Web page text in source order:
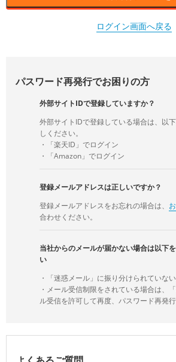
ログイン画面へ戻る
パスワード再発行でお困りの方
外部サイトIDで登録していますか？
外部サイトIDで登録している場合は、以
しください。
・「楽天ID」でログイン
・「Amazon」でログイン
登録メールアドレスは正しいですか？
登録メールアドレスをお忘れの場合は、
合わせください。
当社からのメールが届かない場合は以下
い
・「迷惑メール」に振り分けられていな
・メール受信制限をされている場合は、
ル受信を許可して再度、パスワード再発行